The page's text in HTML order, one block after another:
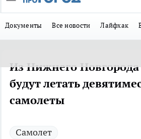
Документы Все новости Лайфхак
Из Нижнего
будут летать
самолеты
Самолет